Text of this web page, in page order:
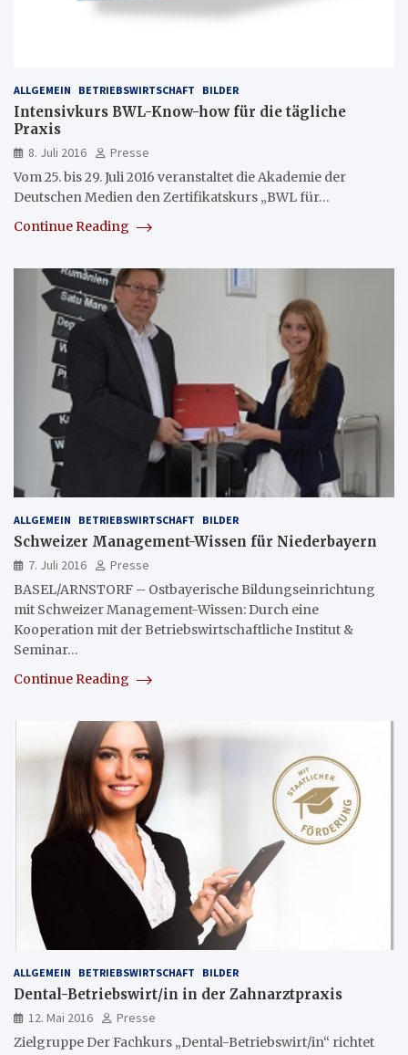
ALLGEMEIN BETRIEBSWIRTSCHAFT BILDER
Intensivkurs BWL-Know-how für die tägliche
Praxis
8. Juli 2016
Presse
Vom 25. bis 29. Juli 2016 veranstaltet die Akademie der
Deutschen Medien den Zertifikatskurs „BWL für…
Continue Reading
ALLGEMEIN BETRIEBSWIRTSCHAFT BILDER
Schweizer Management-Wissen für Niederbayern
7. Juli 2016
Presse
BASEL/ARNSTORF – Ostbayerische Bildungseinrichtung
mit Schweizer Management-Wissen: Durch eine
Kooperation mit der Betriebswirtschaftliche Institut &
Seminar…
Continue Reading
ALLGEMEIN BETRIEBSWIRTSCHAFT BILDER
Dental-Betriebswirt/in in der Zahnarztpraxis
12. Mai 2016
Presse
Zielgruppe Der Fachkurs „Dental-Betriebswirt/in“ richtet